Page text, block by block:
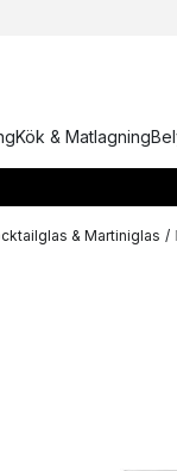
Kök & Matlagning
& Martiniglas /